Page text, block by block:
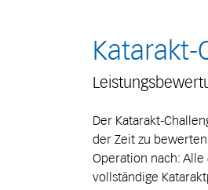
Katarakt-
Der Katarakt-
der Zeit zu
Operation nach:
vollständige